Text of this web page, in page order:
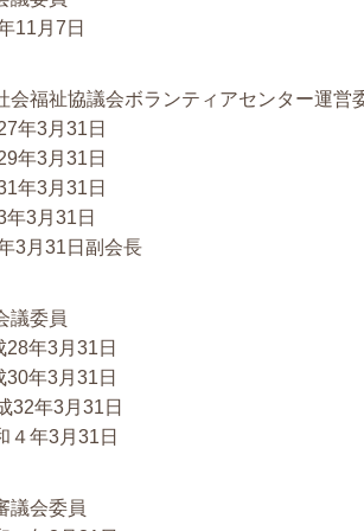
11月7日
会福祉協議会ボランティアセンター運営
年3月31日
年3月31日
年3月31日
3月31日
3月31日副会長
議委員
年3月31日
年3月31日
32年3月31日
４年3月31日
議会委員